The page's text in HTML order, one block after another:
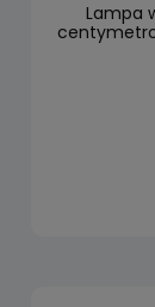
Lampa